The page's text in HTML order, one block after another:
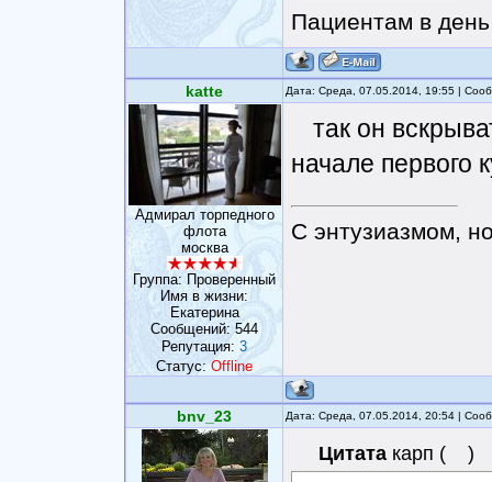
Пациентам в
katte Дата: Среда, 07.05.2014, 19:55 |
Адмирал торпедного
флота
москва
Группа: Проверенный
Имя в жизни:
Eкатерина
Сообщений: 544
Репутация: 3
Статус:Offline
так он
начале первого
С энтузиазмом,
bnv_23 Дата: Среда, 07.05.2014, 20:54 |
Цитата карп ( )